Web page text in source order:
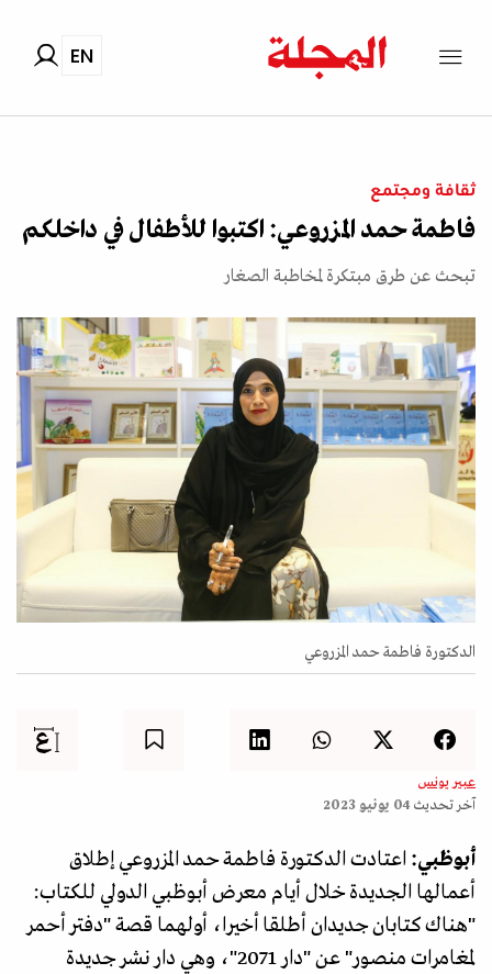
EN
ثقافة ومجتمع
فاطمة حمد المزروعي: اكتبوا للأطفال في داخلكم
تبحث عن طرق مبتكرة لمخاطبة الصغار
الدكتورة فاطمة حمد المزروعي
عبير يونس
آخر تحديث 04 يونيو 2023
أبوظبي: اعتادت الدكتورة فاطمة حمد المزروعي إطلاق
أعمالها الجديدة خلال أيام معرض أبوظبي الدولي للكتاب:
"هناك كتابان جديدان أطلقا أخيرا، أولهما قصة "دفتر أحمر
لمغامرات منصور" عن "دار 2071"، وهي دار نشر جديدة